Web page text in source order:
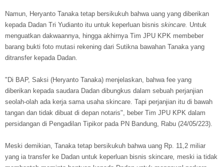
Namun, Heryanto Tanaka tetap bersikukuh bahwa uang yang diberikan
kepada Dadan Tri Yudianto itu untuk keperluan bisnis skincare. Untuk
menguatkan dakwaannya, hingga akhirnya Tim JPU KPK membeber
barang bukti foto mutasi rekening dari Sutikna bawahan Tanaka yang
ditransfer kepada Dadan.
"Di BAP, Saksi (Heryanto Tanaka) menjelaskan, bahwa fee yang
diberikan kepada saudara Dadan dibungkus dalam sebuah perjanjian
seolah-olah ada kerja sama usaha skincare. Tapi perjanjian itu di bawah
tangan dan tidak dibuat di depan notaris", beber Tim JPU KPK dalam
persidangan di Pengadilan Tipikor pada PN Bandung, Rabu (24/05/223).
Meski demikian, Tanaka tetap bersikukuh bahwa uang Rp. 11,2 miliar
yang ia transfer ke Dadan untuk keperluan bisnis skincare meski ia tidak